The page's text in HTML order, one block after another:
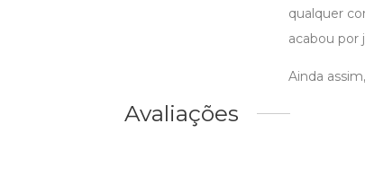
qualquer
acabou por
Ainda
Avaliações